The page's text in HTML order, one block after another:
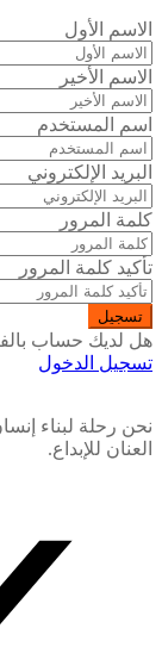
الاسم الأول
الاسم الأخير
اسم المستخدم
البريد الإلكتروني
كلمة المرور
تأكيد كلمة المرور
تسجيل
هل لديك حساب
تسجيل الدخول
نحن رحلة لبناء
العنان للإبداع.